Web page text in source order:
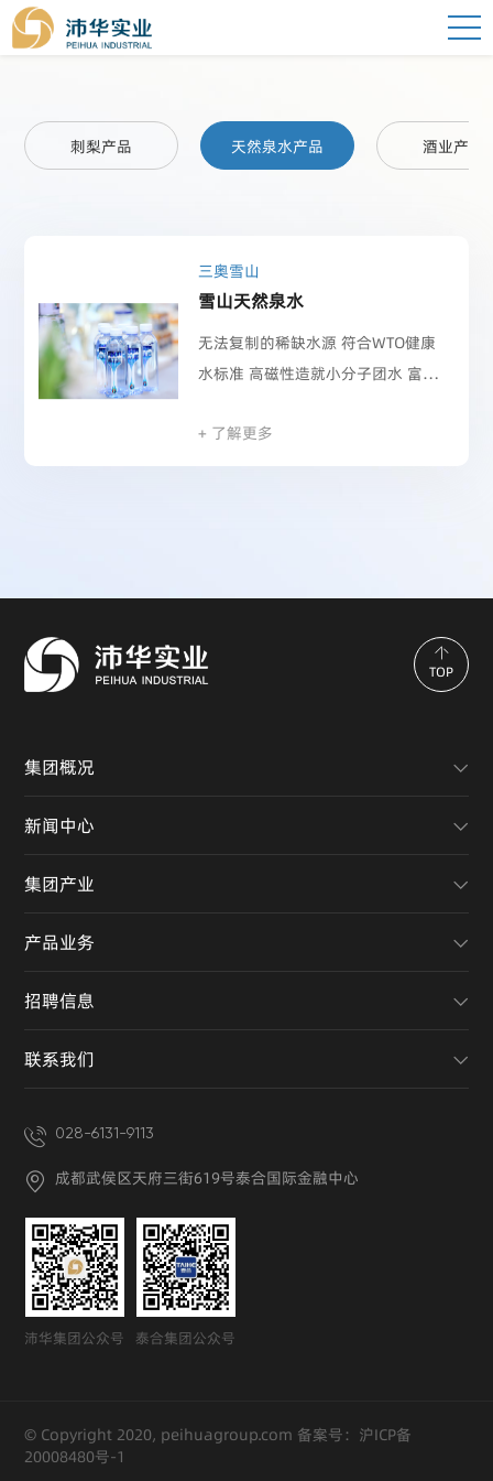
刺梨产品 天然泉水产品 酒业产品
三奥雪山
雪山天然泉水
无法复制的稀缺水源 符合WTO健康
水标准 高磁性造就小分子团水 富含
采
+ 了解更多
028-6131-9113
成都武侯区天府三街619号泰合国际金融中心
沛华集团公众号 泰合集团公众号
集团概况
新闻中心
集团产业
产品业务
招聘信息
联系我们
© Copyright 2020, peihuagroup.com 备案号：沪ICP备
20008480号-1
TOP